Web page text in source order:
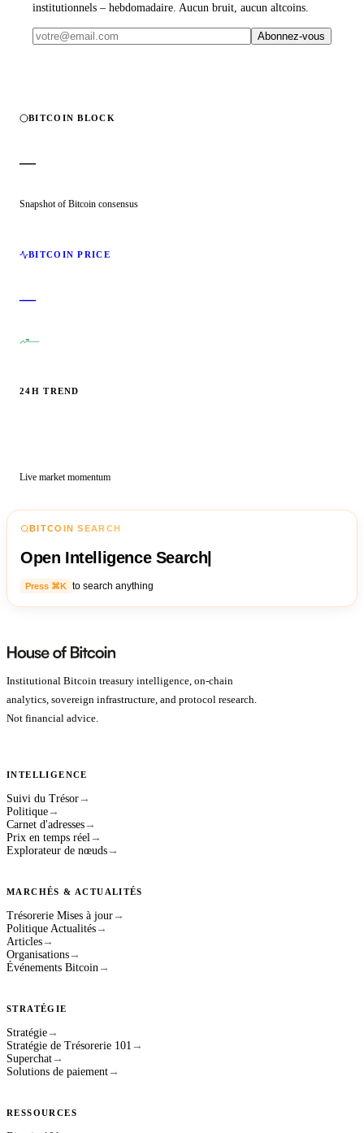
institutionnels – hebdomadaire. Aucun bruit, aucun altcoins.
Abonnez-vous
BITCOIN BLOCK
—
Snapshot of Bitcoin consensus
BITCOIN PRICE
—
—
24H TREND
Live market momentum
BITCOIN SEARCH
Open Intelligence Search|
Press ⌘K to search anything
Institutional Bitcoin treasury intelligence, on-chain
analytics, sovereign infrastructure, and protocol research.
Not financial advice.
INTELLIGENCE
Suivi du Trésor →
Politique →
Carnet d'adresses →
Prix en temps réel →
Explorateur de nœuds →
MARCHÉS & ACTUALITÉS
Trésorerie Mises à jour →
Politique Actualités →
Articles →
Organisations →
Événements Bitcoin →
STRATÉGIE
Stratégie →
Stratégie de Trésorerie 101 →
Superchat →
Solutions de paiement →
RESSOURCES